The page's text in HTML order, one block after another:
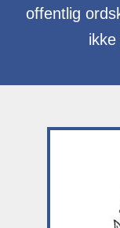
offentlig